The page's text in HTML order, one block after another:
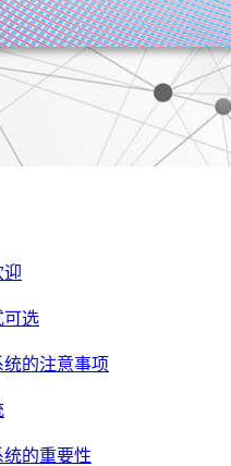
迎
可选
的注意事项
的重要性